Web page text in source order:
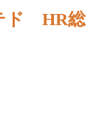
ド HR総